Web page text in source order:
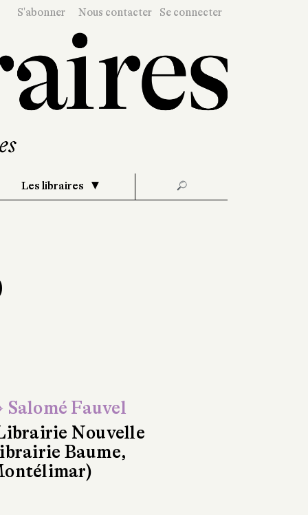
S'abonner Nous contacter Se connecter
Les libraires 🔎
Fauvel
Nouvelle
Baume,